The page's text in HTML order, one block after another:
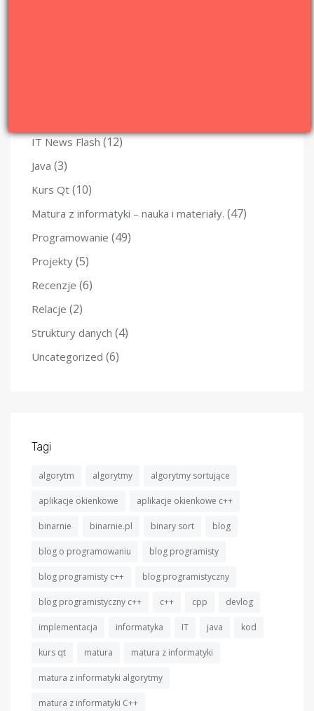
IT News Flash(12)
Java (3)
Kurs Qt (10)
Matura z informatyki – nauka i materiały. (47)
Programowanie (49)
Projekty (5)
Recenzje (6)
Relacje (2)
Struktury danych (4)
Uncategorized (6)
Tagi
algorytm algorytmy algorytmy sortujące
aplikacje okienkowe aplikacje okienkowe c++
binarnie binarnie.pl binary sort blog
blog o programowaniu blog programisty
blog programisty c++ blog programistyczny
blog programistyczny c++ c++ cpp devlog
implementacja informatyka IT java kod
kurs qt matura matura z informatyki
matura z informatyki algorytmy
matura z informatyki C++